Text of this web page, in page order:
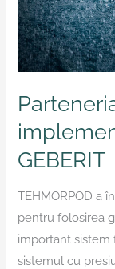
GEBERIT
TEHMORPOD a
pentru folosirea
important sistem
sistemul cu